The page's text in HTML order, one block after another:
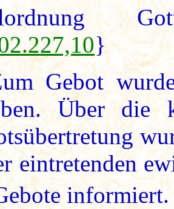
}
Gebot
Über die
eintretenden